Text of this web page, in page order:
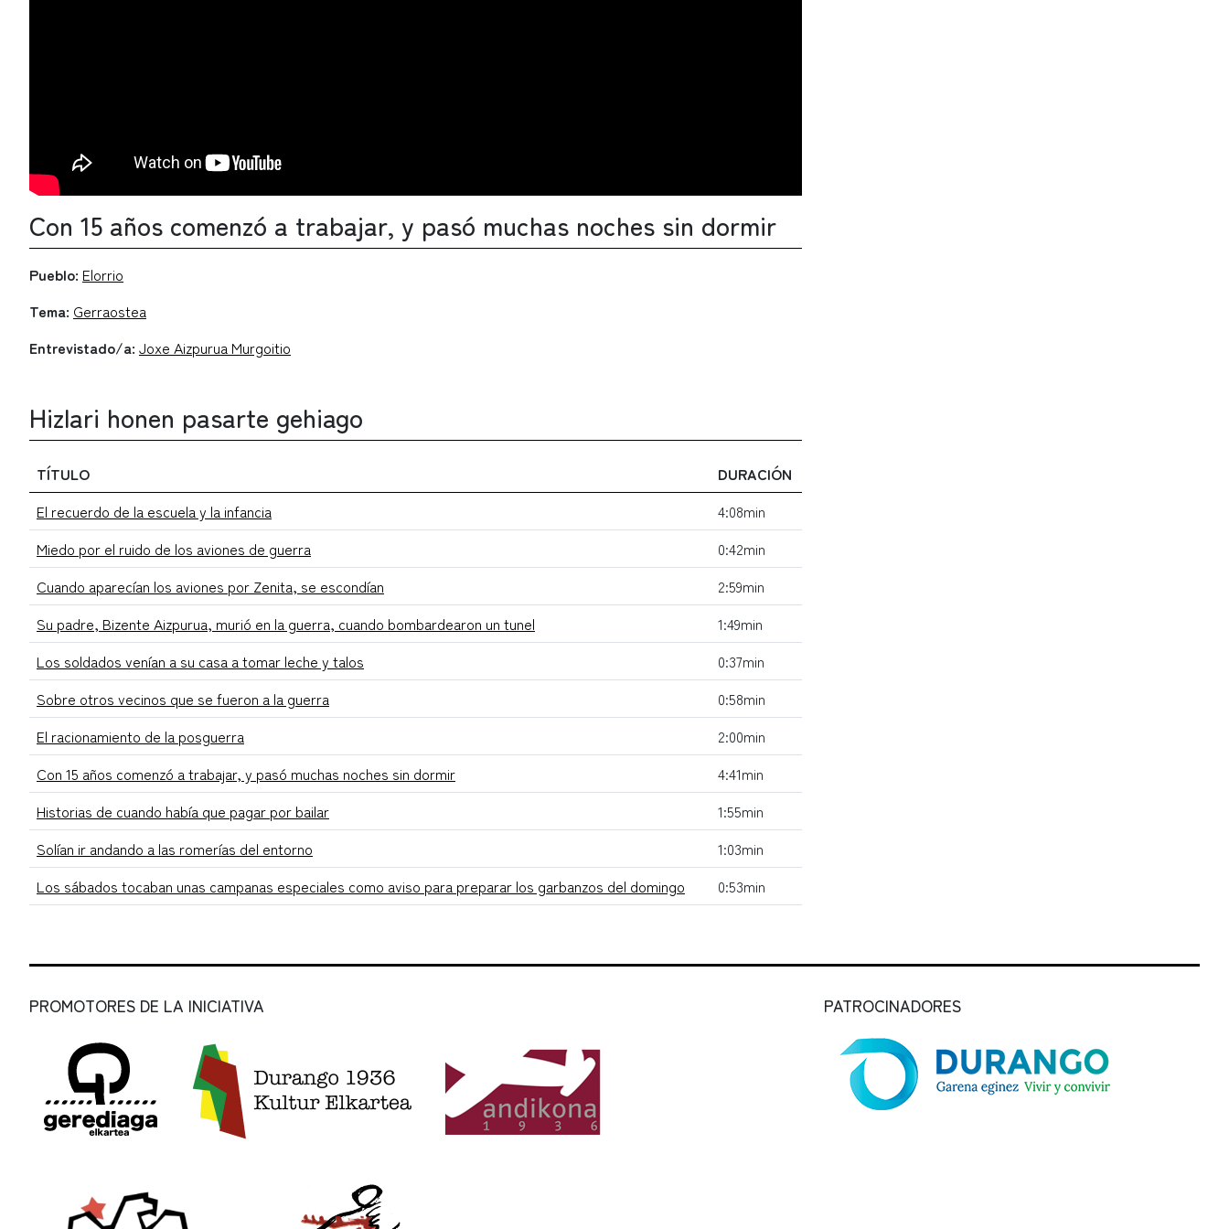
Con 15 años comenzó a trabajar, y pasó muchas noches sin dormir
Pueblo: Elorrio
Tema: Gerraostea
Entrevistado/a: Joxe Aizpurua Murgoitio
Hizlari honen pasarte gehiago
TÍTULO
DURACIÓN
El recuerdo de la escuela y la infancia
4:08min
Miedo por el ruido de los aviones de guerra
0:42min
Cuando aparecían los aviones por Zenita, se escondían
2:59min
Su padre, Bizente Aizpurua, murió en la guerra, cuando bombardearon un tunel
1:49min
Los soldados venían a su casa a tomar leche y talos
0:37min
Sobre otros vecinos que se fueron a la guerra
0:58min
El racionamiento de la posguerra
2:00min
Con 15 años comenzó a trabajar, y pasó muchas noches sin dormir
4:41min
Historias de cuando había que pagar por bailar
1:55min
Solían ir andando a las romerías del entorno
1:03min
Los sábados tocaban unas campanas especiales como aviso para preparar los garbanzos del domingo
0:53min
PROMOTORES DE LA INICIATIVA PATROCINADORES